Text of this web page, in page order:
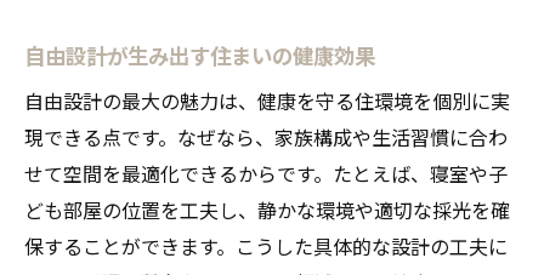
自由設計が生み出す住まいの健康効果
自由設計の最大の魅力は、健康を守る住環境を個別に実
現できる点です。なぜなら、家族構成や生活習慣に合わ
せて空間を最適化できるからです。たとえば、寝室や子
ども部屋の位置を工夫し、静かな環境や適切な採光を確
保することができます。こうした具体的な設計の工夫に